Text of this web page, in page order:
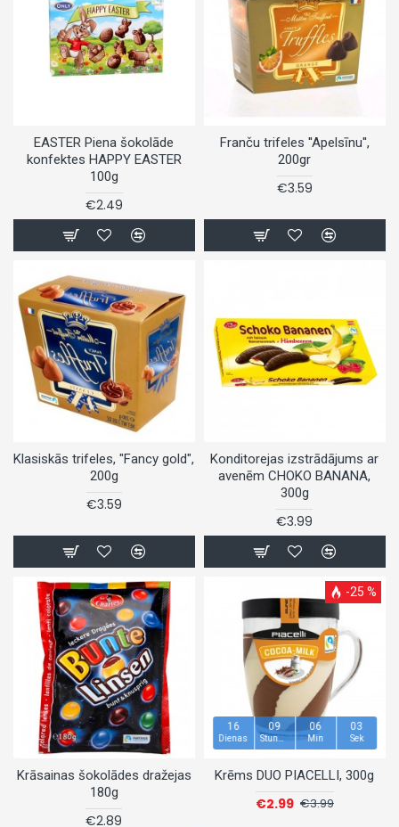
EASTER Piena šokolāde
konfektes HAPPY EASTER
100g
€2.49
Franču trifeles ''Apelsīnu'',
200gr
€3.59
Klasiskās trifeles, "Fancy gold",
200g
€3.59
Konditorejas izstrādājums ar
avenēm CHOKO BANANA,
300g
€3.99
Krāsainas šokolādes dražejas
180g
€2.89
-25 %
16
Dienas
09
Stundas
06
Min
02
Sek
Krēms DUO PIACELLI, 300g
€2.99 €3.99